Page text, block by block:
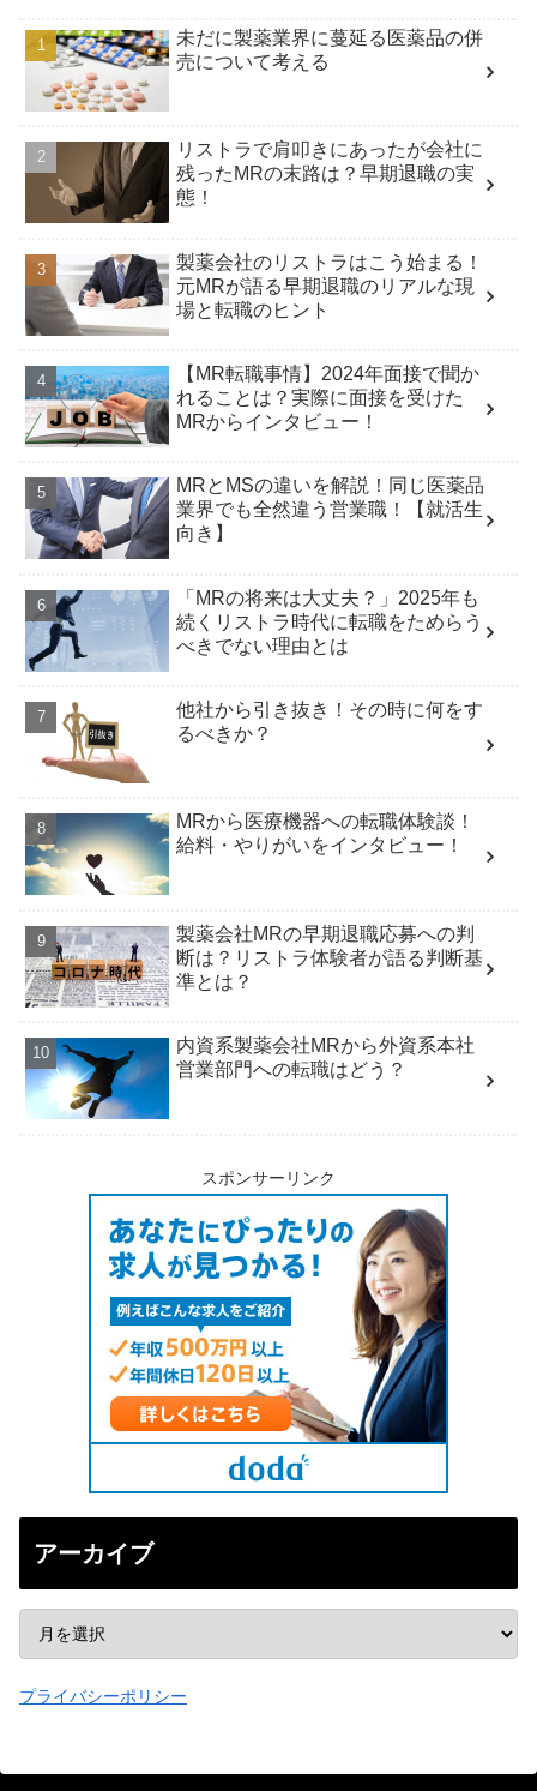
未だに製薬業界に蔓延る医薬品の併
売について考える
リストラで肩叩きにあったが会社に
残ったMRの末路は？早期退職の実
態！
製薬会社のリストラはこう始まる！
元MRが語る早期退職のリアルな現
場と転職のヒント
【MR転職事情】2024年面接で聞か
れることは？実際に面接を受けた
MRからインタビュー！
MRとMSの違いを解説！同じ医薬品
業界でも全然違う営業職！【就活生
向き】
「MRの将来は大丈夫？」2025年も
続くリストラ時代に転職をためらう
べきでない理由とは
他社から引き抜き！その時に何をす
るべきか？
MRから医療機器への転職体験談！
給料・やりがいをインタビュー！
製薬会社MRの早期退職応募への判
断は？リストラ体験者が語る判断基
準とは？
内資系製薬会社MRから外資系本社
営業部門への転職はどう？
スポンサーリンク
アーカイブ
プライバシーポリシー